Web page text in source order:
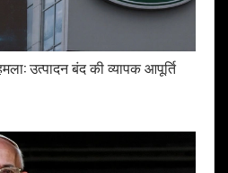
उत्पादन बंद की व्यापक आपूर्ति